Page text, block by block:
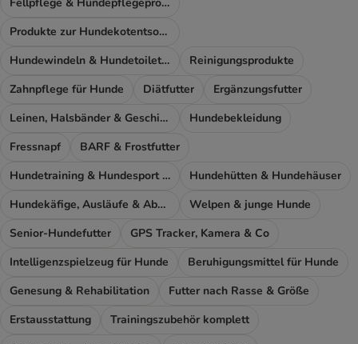
Produkte zur Hundekotentsorgung
Hundewindeln & Hundetoiletten
Reinigungsprodukte
Zahnpflege für Hunde
Diätfutter
Ergänzungsfutter
Leinen, Halsbänder & Geschirre
Hundebekleidung
Fressnapf
BARF & Frostfutter
Hundetraining & Hundesport Zubehör
Hundehütten & Hundehäuser
Hundekäfige, Ausläufe & Absperrgitter
Welpen & junge Hunde
Senior-Hundefutter
GPS Tracker, Kamera & Co
Intelligenzspielzeug für Hunde
Beruhigungsmittel für Hunde
Genesung & Rehabilitation
Futter nach Rasse & Größe
Erstausstattung
Trainingszubehör komplett